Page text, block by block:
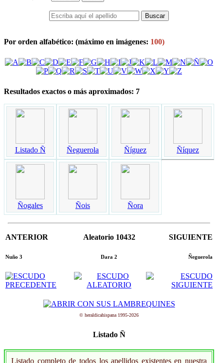
Por orden alfabético: (máximo en imágenes: 100)
Resultados exactos o más aproximados: 7
Listado Ñ Ñeguerola Ñíguez Ñíquez
Ñogales Ñois Ñora
ANTERIOR
Nuño 3
Aleatorio 10432
Dara 2
SIGUIENTE
Ñeguerola
© heraldicahispana 1995-2026
Listado Ñ
Listado completo de todos los apellidos existentes en nuestra